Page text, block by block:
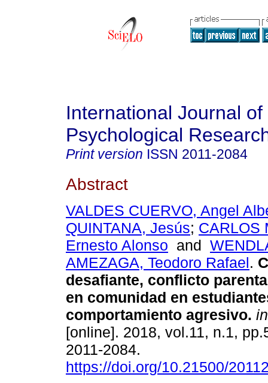
International Journal of
Psychological
Print version ISSN 2011-2084
Abstract
VALDES CUERVO, Angel
QUINTANA, Jesús; CARLOS
Ernesto Alonso and
AMEZAGA, Teodoro Rafael.
desafiante, conflicto
en comunidad en
comportamiento agresivo.
[online]. 2018, vol.11, n.1,
2011-2084.
https://doi.org/10.21500/